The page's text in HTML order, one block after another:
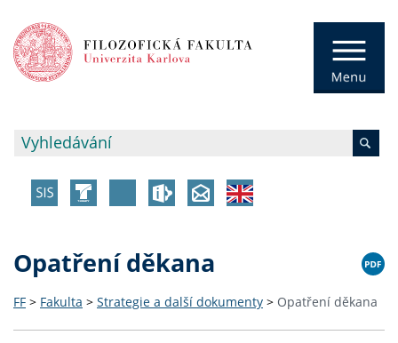
Opatření děkana
FF > Fakulta > Strategie a další dokumenty > Opatření děkana